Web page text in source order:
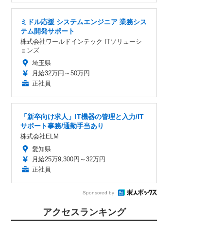
ミドル応援 システムエンジニア 業務シス
テム開発サポート
株式会社ワールドインテック ITソリューシ
ョンズ
埼玉県
月給32万円～50万円
正社員
「新卒向け求人」IT機器の管理と入力/IT
サポート事務/通勤手当あり
株式会社ELM
愛知県
月給25万9,300円～32万円
正社員
Sponsored by
アクセスランキング